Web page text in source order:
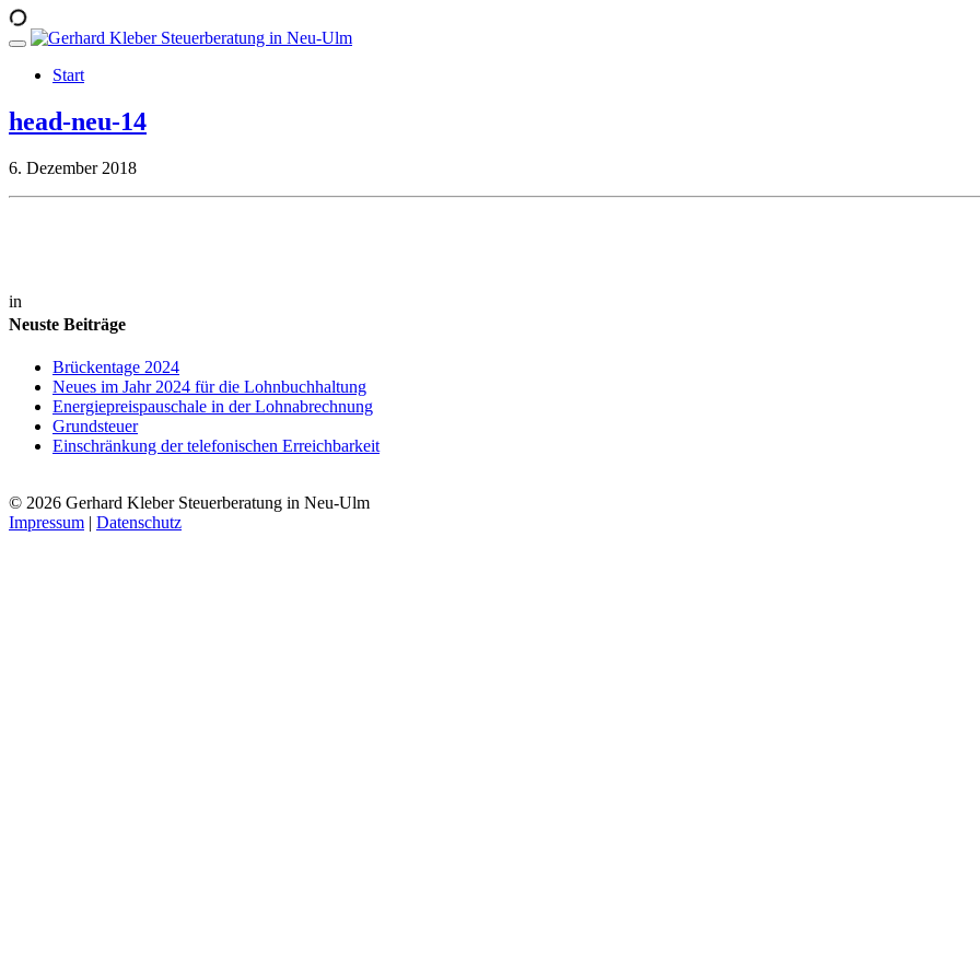
Start
head-neu-14
6. Dezember 2018
in
Neuste Beiträge
Brückentage 2024
Neues im Jahr 2024 für die Lohnbuchhaltung
Energiepreispauschale in der Lohnabrechnung
Grundsteuer
Einschränkung der telefonischen Erreichbarkeit
© 2026 Gerhard Kleber Steuerberatung in Neu-Ulm
Impressum | Datenschutz